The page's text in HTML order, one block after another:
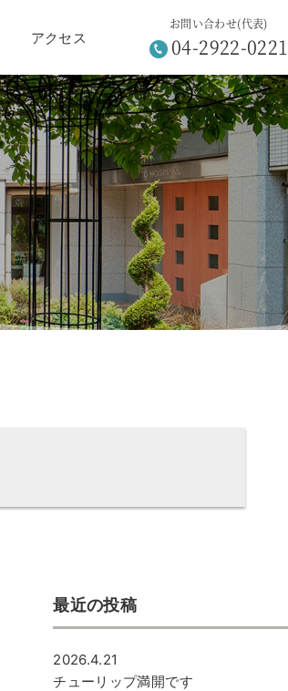
アクセス
お問い合わせ(代表)
04-2922-0221
最近の投稿
チューリップ満開です
2026.4.21